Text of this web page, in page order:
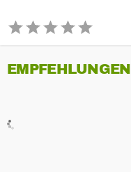
EMPFEHLUNGEN